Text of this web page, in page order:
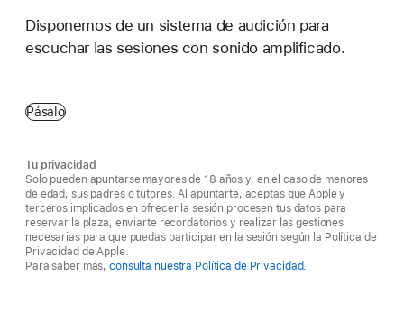
Disponemos de un sistema de audición para
escuchar las sesiones con sonido amplificado.
Pásalo
Tu privacidad
Solo pueden apuntarse mayores de 18 años y, en el caso de menores
de edad, sus padres o tutores. Al apuntarte, aceptas que Apple y
terceros implicados en ofrecer la sesión procesen tus datos para
reservar la plaza, enviarte recordatorios y realizar las gestiones
necesarias para que puedas participar en la sesión según la Política de
Privacidad de Apple.
Para saber más, consulta nuestra Política de Privacidad.